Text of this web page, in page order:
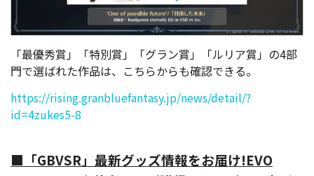
「最優秀賞」「特別賞」「グラン賞」「ルリア賞」の4部
門で選ばれた作品は、こちらからも確認できる。
https://rising.granbluefantasy.jp/news/detail/?
id=4zukes5-8
■「GBVSR」最新グッズ情報をお届け!EVO